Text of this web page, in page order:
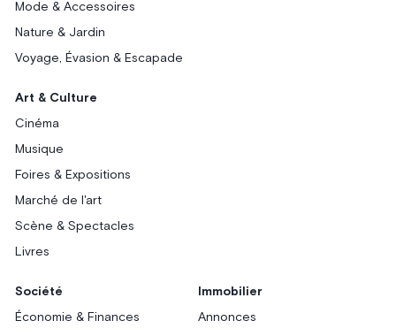
Mode & Accessoires
Nature & Jardin
Voyage, Évasion & Escapade
Art & Culture
Cinéma
Musique
Foires & Expositions
Marché de l'art
Scène & Spectacles
Livres
Société
Économie & Finances
Immobilier
Annonces